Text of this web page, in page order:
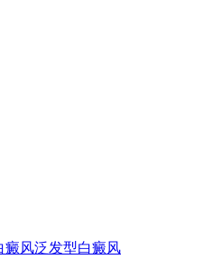
癜风泛发型白癜风